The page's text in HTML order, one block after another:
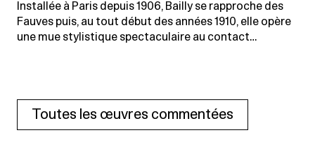
Installée à Paris depuis 1906, Bailly se rapproche des
Fauves puis, au tout début des années 1910, elle opère
une mue stylistique spectaculaire au contact…
Toutes les œuvres commentées